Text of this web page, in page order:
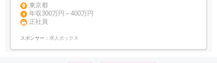
東京都
年収300万円～400万円
正社員
スポンサー： 求人ボックス